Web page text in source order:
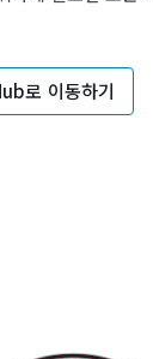
로 이동하기